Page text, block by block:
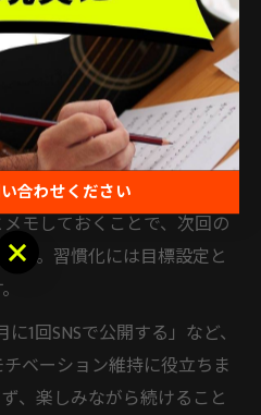
5分だけDAWを立ち上げる」
設定することが、挫折を防
ップでも積み重ねること
になります。
間時間に音楽制作に触れる
でも継続が可能です。ま
モしておくことで、次回の
す。習慣化には目標設定と
1回SNSで公開する」など、
ベーション維持に役立ちま
、楽しみながら続けること
合わせください
合わせください